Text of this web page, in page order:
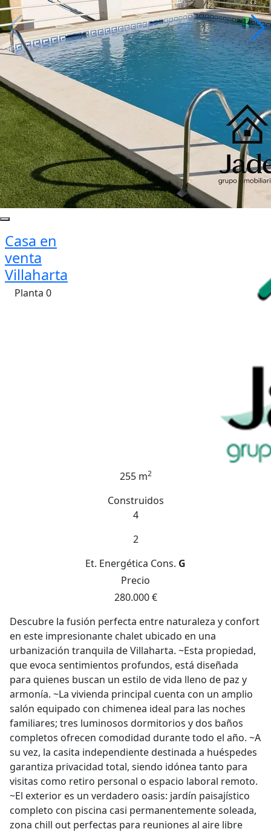
Casa en
venta
Villaharta
Planta 0
255 m2
Construidos
4
2
Et. Energética Cons. G
Precio
280.000 €
Descubre la fusión perfecta entre naturaleza y confort
en este impresionante chalet ubicado en una
urbanización tranquila de Villaharta. ~Esta propiedad,
que evoca sentimientos profundos, está diseñada
para quienes buscan un estilo de vida lleno de paz y
armonía. ~La vivienda principal cuenta con un amplio
salón equipado con chimenea ideal para las noches
familiares; tres luminosos dormitorios y dos baños
completos ofrecen comodidad durante todo el año. ~A
su vez, la casita independiente destinada a huéspedes
garantiza privacidad total, siendo idónea tanto para
visitas como retiro personal o espacio laboral remoto.
~El exterior es un verdadero oasis: jardín paisajístico
completo con piscina casi permanentemente soleada,
zona chill out perfectas para reuniones al aire libre